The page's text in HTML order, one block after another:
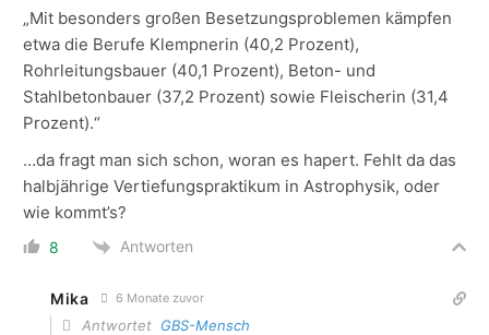
„Mit besonders großen Besetzungsproblemen kämpfen
etwa die Berufe Klempnerin (40,2 Prozent),
Rohrleitungsbauer (40,1 Prozent), Beton- und
Stahlbetonbauer (37,2 Prozent) sowie Fleischerin (31,4
Prozent).“
…da fragt man sich schon, woran es hapert. Fehlt da das
halbjährige Vertiefungspraktikum in Astrophysik, oder
wie kommt’s?
8 Antworten
Mika 6 Monate zuvor
Antwortet GBS-Mensch